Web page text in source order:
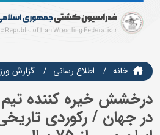
خانه اطلاع رسانی گزارش
درخشش خیره کننده
در جهان / رکوردی